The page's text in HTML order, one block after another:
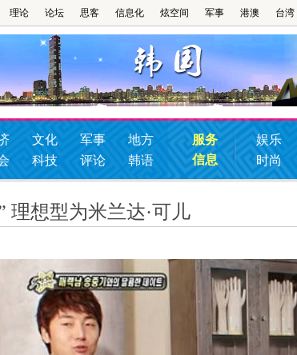
理论 论坛 思客 信息化 炫空间 军事 港澳 台湾
文化 军事
地方
科技 评论 韩语
服务
信息
娱乐
时尚
理想型为米兰达·可儿